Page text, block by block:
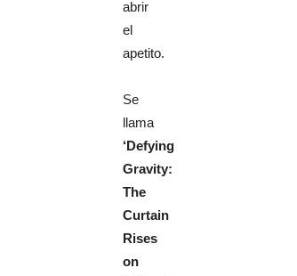
abrir
el
apetito.
Se
llama
‘Defying
Gravity:
The
Curtain
Rises
on